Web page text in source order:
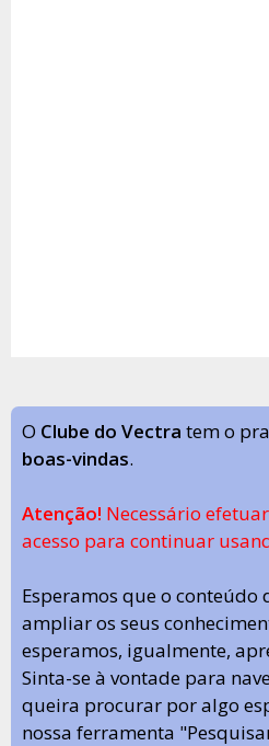
O Clube do Vectra tem o
boas-vindas.
Atenção! Necessário
acesso para continuar
Esperamos que o conteúdo
ampliar os seus
esperamos, igualmente,
Sinta-se à vontade para
queira procurar por algo
nossa ferramenta